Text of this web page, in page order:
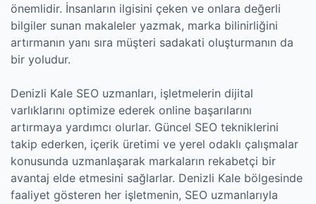
önemlidir. İnsanların ilgisini çeken ve onlara değerli
bilgiler sunan makaleler yazmak, marka bilinirliğini
artırmanın yanı sıra müşteri sadakati oluşturmanın da
bir yoludur.
Denizli Kale SEO uzmanları, işletmelerin dijital
varlıklarını optimize ederek online başarılarını
artırmaya yardımcı olurlar. Güncel SEO tekniklerini
takip ederken, içerik üretimi ve yerel odaklı çalışmalar
konusunda uzmanlaşarak markaların rekabetçi bir
avantaj elde etmesini sağlarlar. Denizli Kale bölgesinde
faaliyet gösteren her işletmenin, SEO uzmanlarıyla